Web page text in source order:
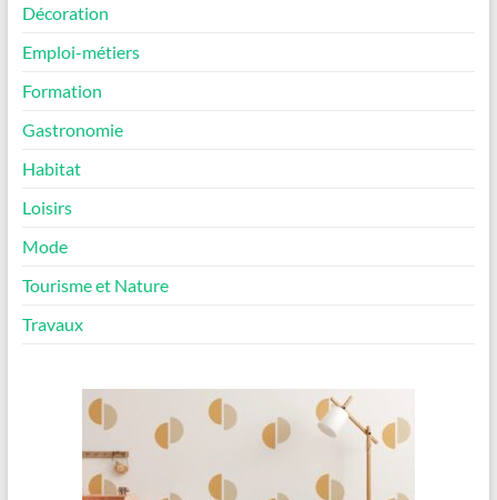
Décoration
Emploi-métiers
Formation
Gastronomie
Habitat
Loisirs
Mode
Tourisme et Nature
Travaux